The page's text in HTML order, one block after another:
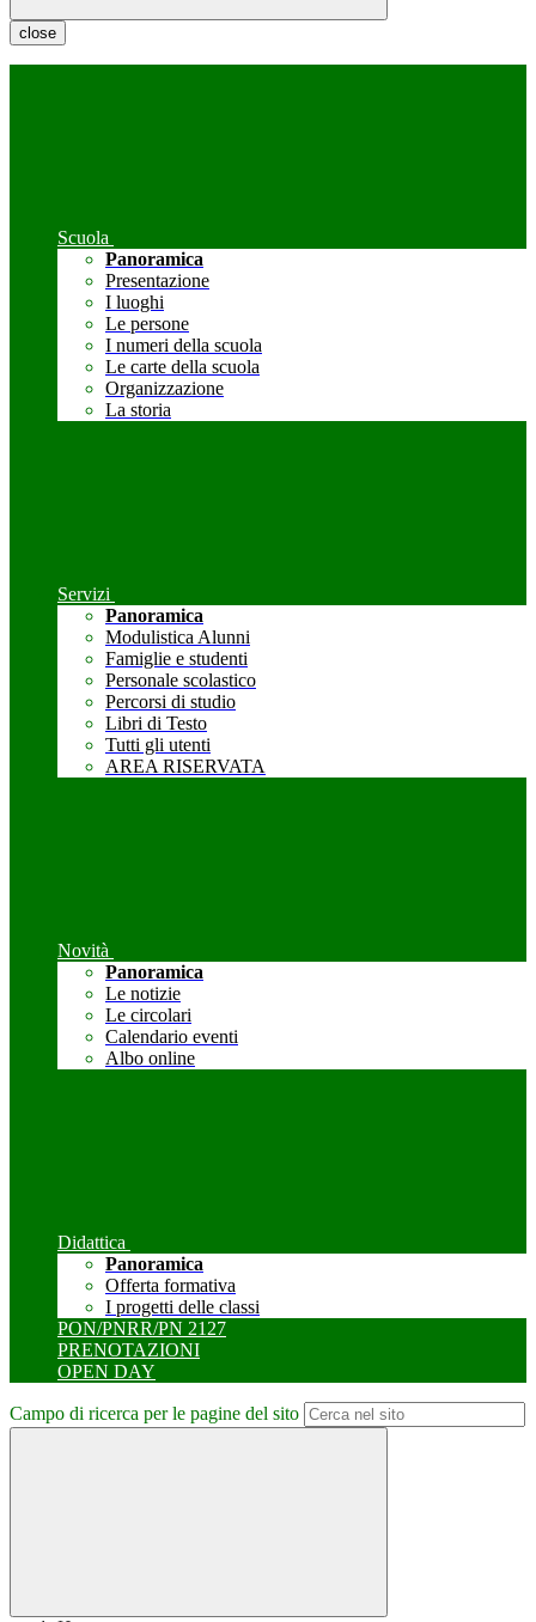
close
Scuola
Panoramica
Presentazione
I luoghi
Le persone
I numeri della scuola
Le carte della scuola
Organizzazione
La storia
Servizi
Panoramica
Modulistica Alunni
Famiglie e studenti
Personale scolastico
Percorsi di studio
Libri di Testo
Tutti gli utenti
AREA RISERVATA
Novità
Panoramica
Le notizie
Le circolari
Calendario eventi
Albo online
Didattica
Panoramica
Offerta formativa
I progetti delle classi
PON/PNRR/PN 2127
PRENOTAZIONI
OPEN DAY
Campo di ricerca per le pagine del sito